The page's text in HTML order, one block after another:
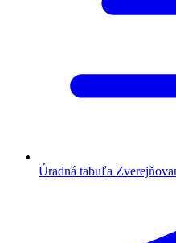
Úradná tabuľa